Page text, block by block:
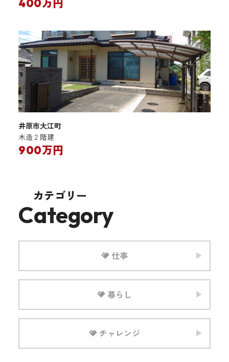
400万円
井原市大江町
木造２階建
900万円
カテゴリー
Category
仕事
暮らし
チャレンジ